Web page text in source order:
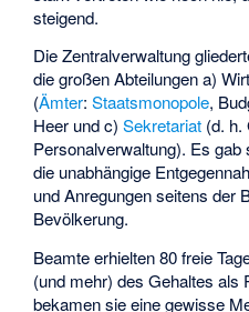
steigend.
Die Zentralverwaltung
die großen Abteilungen a)
(Ämter:Staatsmonopole,
Heer und c)Sekretariat (d. h.
Personalverwaltung). Es gab
die unabhängige
und Anregungen seitens der
Bevölkerung.
Beamte erhielten 80 freie
(und mehr) des Gehaltes als
bekamen sie eine gewisse